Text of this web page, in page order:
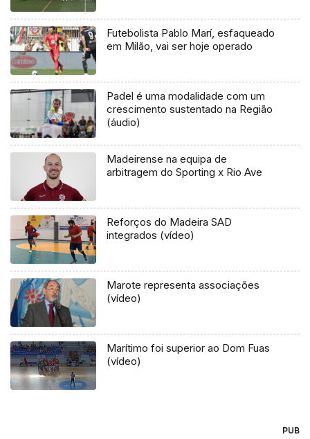
Futebolista Pablo Marí, esfaqueado
em Milão, vai ser hoje operado
Padel é uma modalidade com um
crescimento sustentado na Região
(áudio)
Madeirense na equipa de
arbitragem do Sporting x Rio Ave
Reforços do Madeira SAD
integrados (vídeo)
Marote representa associações
(vídeo)
Marítimo foi superior ao Dom Fuas
(vídeo)
PUB